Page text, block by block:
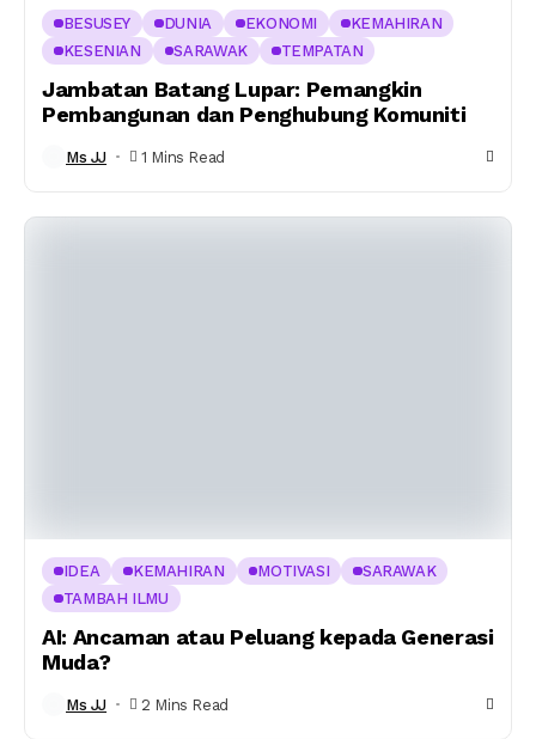
BESUSEY DUNIA EKONOMI
KEMAHIRAN
KESENIAN
SARAWAK TEMPATAN
Jambatan Batang Lupar: Pemangkin
Pembangunan dan Penghubung Komuniti
Ms JJ 1 Mins Read
IDEA KEMAHIRAN MOTIVASI
SARAWAK
TAMBAH ILMU
AI: Ancaman atau Peluang kepada Generasi
Muda?
Ms JJ 2 Mins Read